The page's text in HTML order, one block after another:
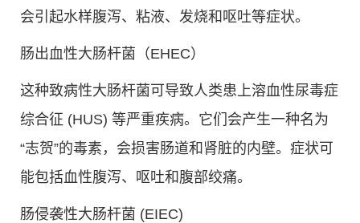
会引起水样腹泻、粘液、发烧和呕吐等症状。
肠出血性大肠杆菌（EHEC）
这种致病性大肠杆菌可导致人类患上溶血性尿毒症
综合征 (HUS) 等严重疾病。它们会产生一种名为
“志贺”的毒素，会损害肠道和肾脏的内壁。症状可
能包括血性腹泻、呕吐和腹部绞痛。
肠侵袭性大肠杆菌 (EIEC)